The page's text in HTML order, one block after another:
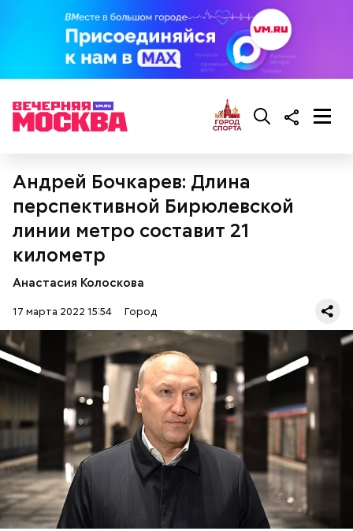
Андрей Бочкарев: Длина
перспективной Бирюлевской
линии метро составит 21
километр
Анастасия Колоскова
17 марта 2022 15:54 Город